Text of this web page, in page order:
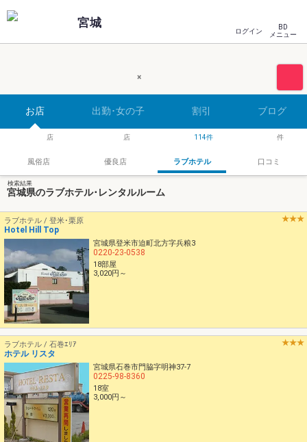
宮城
ログイン
BD
メニュー
×
お店 出勤･女の子 割引 ブログ
風俗店 優良店
114
ラブホテル 口コミ
検索結果
宮城県のラブホテル･レンタルルーム
ラブホテル / 登米･栗原
Hotel Hill Top
宮城県登米市迫町北方字兵粮3
0220-23-0538
18部屋
3,020円～
ラブホテル / 石巻ｴﾘｱ
ホテル リスタ
宮城県石巻市門脇字明神37-7
0225-98-8360
18室
3,000円～